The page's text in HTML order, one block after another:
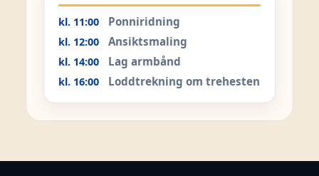
kl. 11:00 Ponniridning
kl. 12:00 Ansiktsmaling
kl. 14:00 Lag armbånd
kl. 16:00 Loddtrekning om trehesten